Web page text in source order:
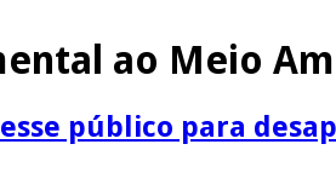
ao Meio
público para